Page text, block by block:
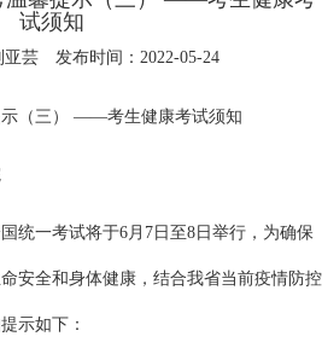
试须知
亚芸 发布时间：2022-05-24
示（三） ——考生健康考试须知
统一考试将于6月7日至8日举行，为确保
安全和身体健康，结合我省当前疫情防控
示如下：